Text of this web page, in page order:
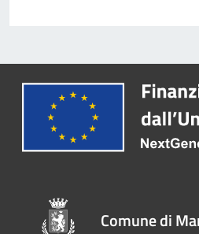
Comune di